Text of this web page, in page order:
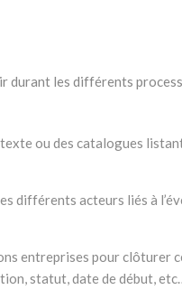
les différents
ou des catalogues
différents acteurs liés à
entreprises pour
statut, date de début,